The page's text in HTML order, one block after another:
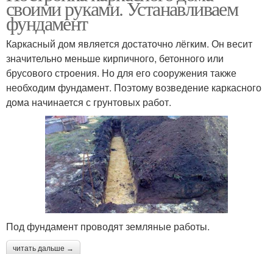
своими руками. Устанавливаем
фундамент
Каркасный дом является достаточно лёгким. Он весит
значительно меньше кирпичного, бетонного или
брусового строения. Но для его сооружения также
необходим фундамент. Поэтому возведение каркасного
дома начинается с грунтовых работ.
Под фундамент проводят земляные работы.
читать дальше →